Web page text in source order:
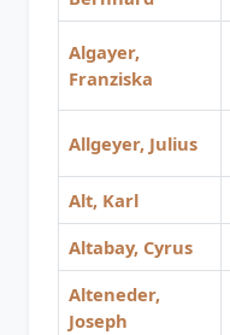
Algayer,
Franziska
Allgeyer, Julius
Alt, Karl
Altabay, Cyrus
Alteneder,
Joseph